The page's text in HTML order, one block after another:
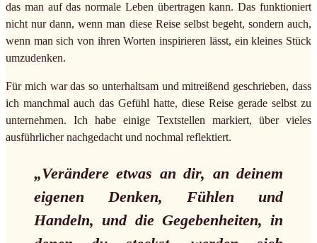
das man auf das normale Leben übertragen kann. Das funktioniert
nicht nur dann, wenn man diese Reise selbst begeht, sondern auch,
wenn man sich von ihren Worten inspirieren lässt, ein kleines Stück
umzudenken.
Für mich war das so unterhaltsam und mitreißend geschrieben, dass
ich manchmal auch das Gefühl hatte, diese Reise gerade selbst zu
unternehmen. Ich habe einige Textstellen markiert, über vieles
ausführlicher nachgedacht und nochmal reflektiert.
„Verändere etwas an dir, an deinem
eigenen Denken, Fühlen und
Handeln, und die Gegebenheiten, in